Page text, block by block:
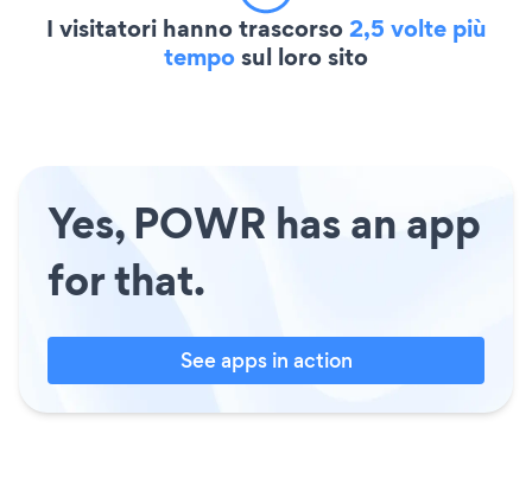
I visitatori hanno trascorso2,5 volte più
temposul loro sito
Yes, POWR has an app
for that.
See apps in action